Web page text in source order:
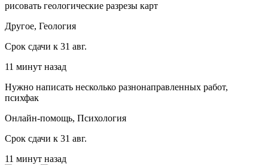
рисовать геологические разрезы карт
Другое, Геология
Срок сдачи к 31 авг.
11 минут назад
Нужно написать несколько разнонаправленных работ,
психфак
Онлайн-помощь, Психология
Срок сдачи к 31 авг.
11 минут назад